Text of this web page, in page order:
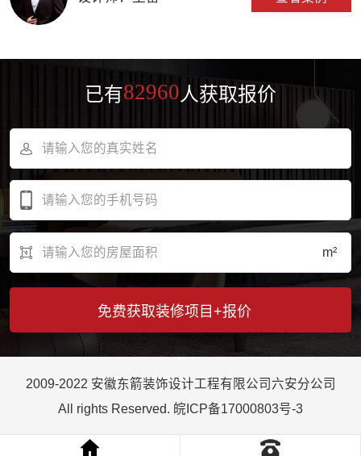
已有82960人获取报价
m²
2009-2022 安徽东箭装饰设计工程有限公司六安分公司
All rights Reserved. 皖ICP备17000803号-3